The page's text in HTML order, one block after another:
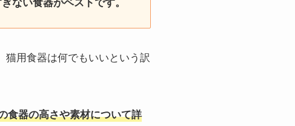
ない食器がベストです。
用食器は何でもいいという訳
食器の高さや素材について詳